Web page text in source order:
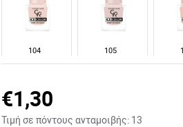
€1,30
Τιμή σε πόντους ανταμοιβής: 13
104 105